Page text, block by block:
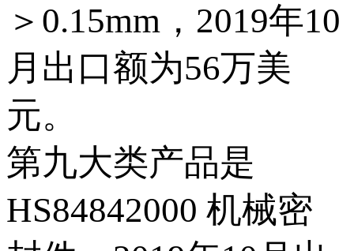
＞0.15mm，2019年10
月出口额为56万美
元。
第九大类产品是
HS84842000 机械密